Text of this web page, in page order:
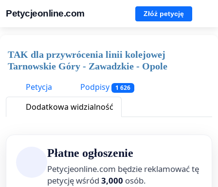
Petycjeonline.com Złóż petycję
TAK dla przywrócenia linii kolejowej
Tarnowskie Góry - Zawadzkie - Opole
Petycja
Podpisy 1 626
Dodatkowa widzialność
Płatne ogłoszenie
Petycjeonline.com będzie reklamować tę
petycję wśród 3,000 osób.